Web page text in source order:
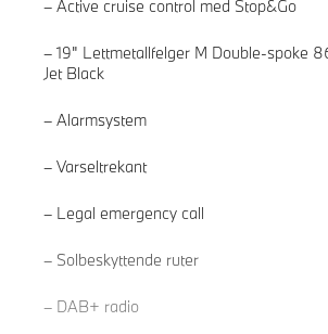
Active cruise control med Stop&Go
19" Lettmetallfelger M Double-spoke
Jet Black
Alarmsystem
Varseltrekant
Legal emergency call
Solbeskyttende ruter
DAB+ radio
Les mer